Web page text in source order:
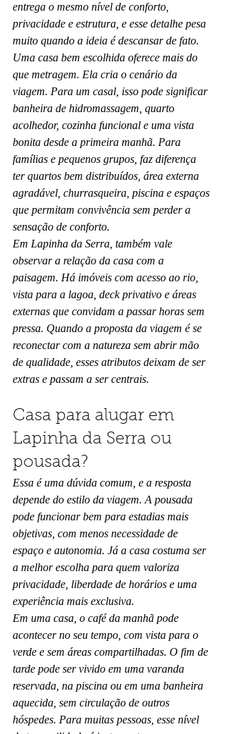
entrega o mesmo nível de conforto,
privacidade e estrutura, e esse detalhe pesa
muito quando a ideia é descansar de fato.
Uma casa bem escolhida oferece mais do
que metragem. Ela cria o cenário da
viagem. Para um casal, isso pode significar
banheira de hidromassagem, quarto
acolhedor, cozinha funcional e uma vista
bonita desde a primeira manhã. Para
famílias e pequenos grupos, faz diferença
ter quartos bem distribuídos, área externa
agradável, churrasqueira, piscina e espaços
que permitam convivência sem perder a
sensação de conforto.
Em Lapinha da Serra, também vale
observar a relação da casa com a
paisagem. Há imóveis com acesso ao rio,
vista para a lagoa, deck privativo e áreas
externas que convidam a passar horas sem
pressa. Quando a proposta da viagem é se
reconectar com a natureza sem abrir mão
de qualidade, esses atributos deixam de ser
extras e passam a ser centrais.
Casa para alugar em
Lapinha da Serra ou
pousada?
Essa é uma dúvida comum, e a resposta
depende do estilo da viagem. A pousada
pode funcionar bem para estadias mais
objetivas, com menos necessidade de
espaço e autonomia. Já a casa costuma ser
a melhor escolha para quem valoriza
privacidade, liberdade de horários e uma
experiência mais exclusiva.
Em uma casa, o café da manhã pode
acontecer no seu tempo, com vista para o
verde e sem áreas compartilhadas. O fim de
tarde pode ser vivido em uma varanda
reservada, na piscina ou em uma banheira
aquecida, sem circulação de outros
hóspedes. Para muitas pessoas, esse nível